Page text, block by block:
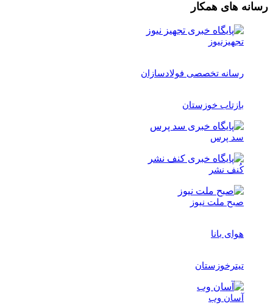
رسانه های همکار
تجهیزنیوز
رسانه تخصصی فولادسازان
بازتاب خوزستان
سد پرس
کُنف نشر
صبح ملت نیوز
هوای بانا
تیترخوزستان
آسان وب